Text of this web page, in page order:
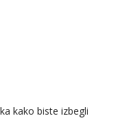
kako biste izbegli